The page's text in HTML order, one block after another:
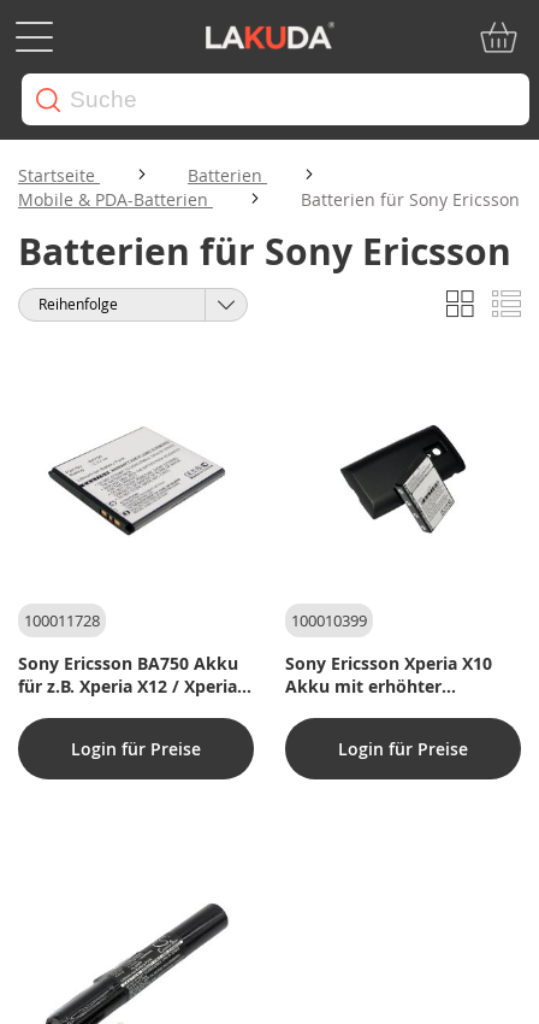
Startseite
Batterien
Mobile & PDA-Batterien
Batterien für Sony Ericsson
Batterien für Sony Ericsson
Anzeigen
als
Liste
Sortieren
100011728
Sony Ericsson BA750 Akku
für z.B. Xperia X12 / Xperia P
Login für Preise
100010399
Sony Ericsson Xperia X10
Akku mit erhöhter
Login für Preise